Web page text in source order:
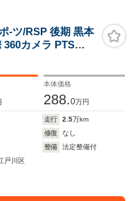
-ツ/RSP 後期 黒本
カメラ PTS
/19AW ダイナミッ
計 エアキャップ/
本体価格
288.0万円
走行 2.5万km
修復
なし
整備
法定整備付
戸川区